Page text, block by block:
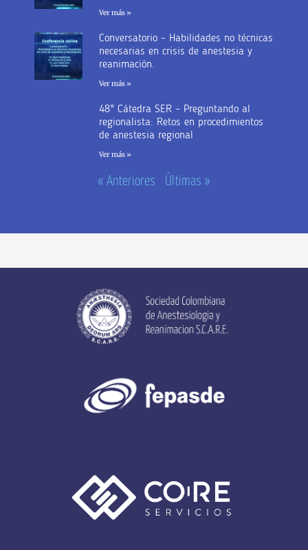
Ver más »
Conversatorio – Habilidades no técnicas
necesarias en crisis de anestesia y
reanimación.
Ver más »
48° Cátedra SER – Preguntando al
regionalista: Retos en procedimientos
de anestesia regional
Ver más »
« Anteriores Últimas »